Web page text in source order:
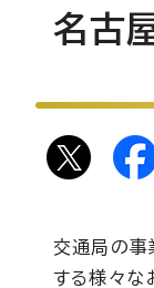
名古
交通局の事
する様々な